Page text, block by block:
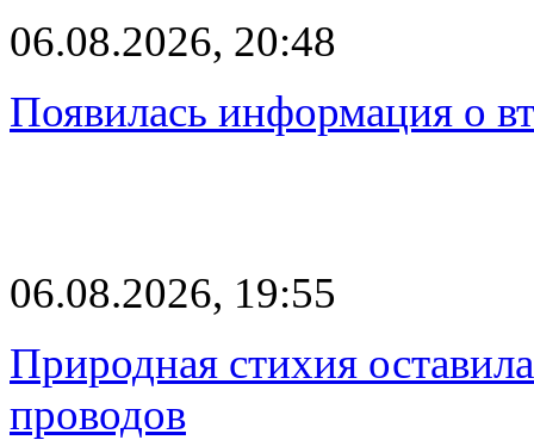
06.08.2026, 20:48
Появилась информация о
06.08.2026, 19:55
Природная стихия
проводов